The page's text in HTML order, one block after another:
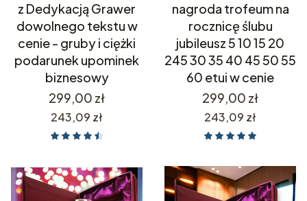
z Dedykacją Grawer
dowolnego tekstu w
cenie - gruby i ciężki
podarunek upominek
biznesowy
Cena
299,00 zł
Cena
243,09 zł
nagroda trofeum na
rocznicę ślubu
jubileusz 5 10 15 20
245 30 35 40 45 50 55
60 etui w cenie
Cena
299,00 zł
Cena
243,09 zł